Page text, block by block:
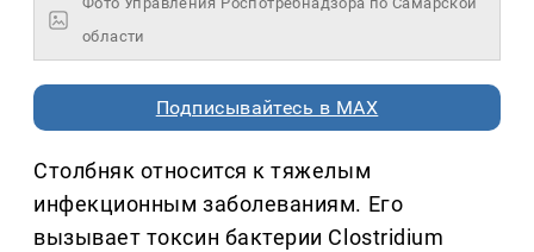
области
Подписывайтесь в MAX
Столбняк относится к тяжелым
инфекционным заболеваниям. Его
вызывает токсин бактерии Clostridium